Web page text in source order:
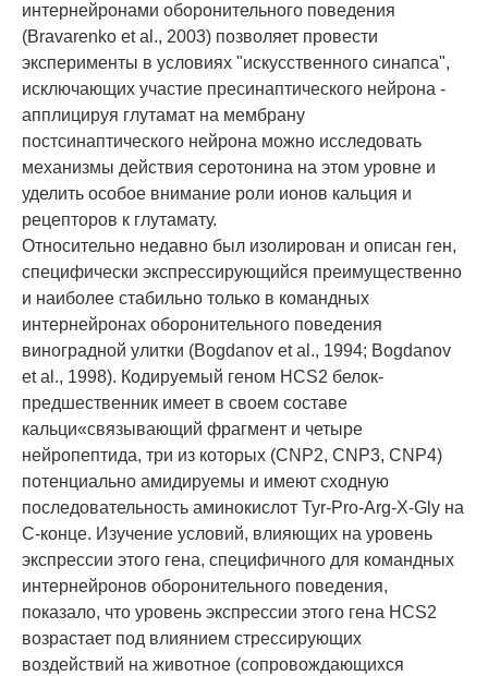
интернейронами оборонительного поведения
(Bravarenko et al., 2003) позволяет провести
эксперименты в условиях "искусственного синапса",
исключающих участие пресинаптического нейрона -
апплицируя глутамат на мембрану
постсинаптического нейрона можно исследовать
механизмы действия серотонина на этом уровне и
уделить особое внимание роли ионов кальция и
рецепторов к глутамату.
Относительно недавно был изолирован и описан ген,
специфически экспрессирующийся преимущественно
и наиболее стабильно только в командных
интернейронах оборонительного поведения
виноградной улитки (Bogdanov et al., 1994; Bogdanov
et al., 1998). Кодируемый геном HCS2 белок-
предшественник имеет в своем составе
кальци«связывающий фрагмент и четыре
нейропептида, три из которых (CNP2, CNP3, CNP4)
потенциально амидируемы и имеют сходную
последовательность аминокислот Tyr-Pro-Arg-X-Gly на
С-конце. Изучение условий, влияющих на уровень
экспрессии этого гена, специфичного для командных
интернейронов оборонительного поведения,
показало, что уровень экспрессии этого гена HCS2
возрастает под влиянием стрессирующих
воздействий на животное (сопровождающихся